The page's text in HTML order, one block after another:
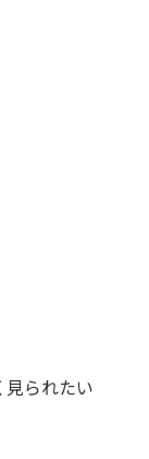
見られたい